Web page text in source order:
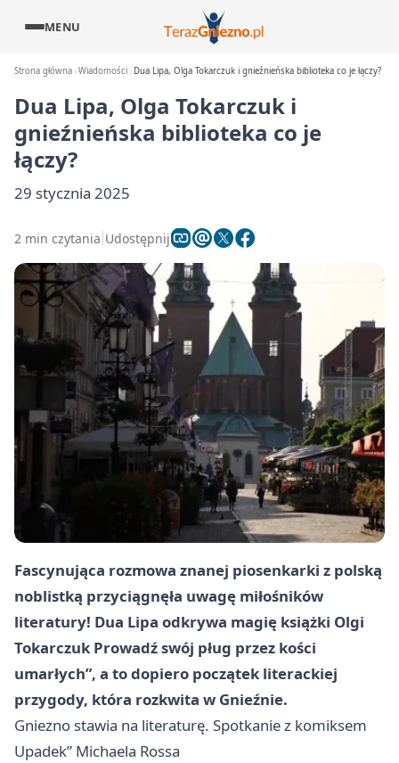
MENU
Strona główna Wiadomości Dua Lipa, Olga Tokarczuk i gnieźnieńska biblioteka co je łączy?
Dua Lipa, Olga Tokarczuk i
gnieźnieńska biblioteka co je
łączy?
29 stycznia 2025
2 min czytania Udostępnij
Fascynująca rozmowa znanej piosenkarki z polską
noblistką przyciągnęła uwagę miłośników
literatury! Dua Lipa odkrywa magię książki Olgi
Tokarczuk Prowadź swój pług przez kości
umarłych”, a to dopiero początek literackiej
przygody, która rozkwita w Gnieźnie.
Gniezno stawia na literaturę. Spotkanie z komiksem
Upadek” Michaela Rossa